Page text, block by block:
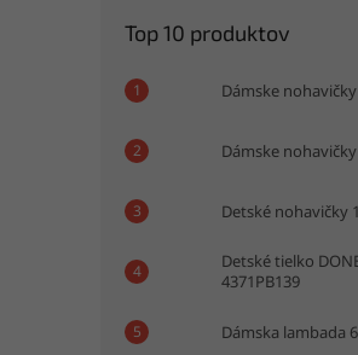
Top 10 produktov
Dámske
Dámske
Detské nohavičky
Detské tielko
4371PB139
Dámska lambada